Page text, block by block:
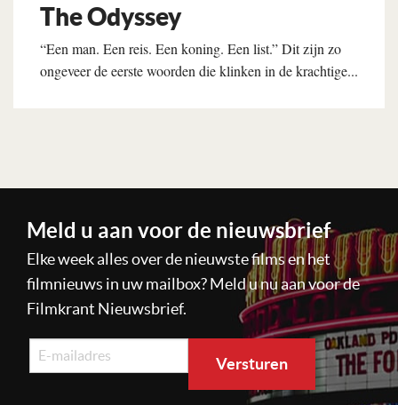
The Odyssey
“Een man. Een reis. Een koning. Een list.” Dit zijn zo
ongeveer de eerste woorden die klinken in de krachtige...
Meld u aan voor de nieuwsbrief
Elke week alles over de nieuwste films en het
filmnieuws in uw mailbox? Meld u nu aan voor de
Filmkrant Nieuwsbrief.